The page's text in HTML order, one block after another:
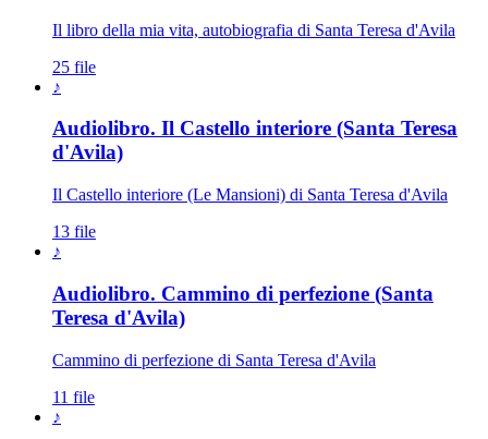
Il libro della mia vita, autobiografia di Santa Teresa d'Avila
25 file
♪
Audiolibro. Il Castello interiore (Santa Teresa
d'Avila)
Il Castello interiore (Le Mansioni) di Santa Teresa d'Avila
13 file
♪
Audiolibro. Cammino di perfezione (Santa
Teresa d'Avila)
Cammino di perfezione di Santa Teresa d'Avila
11 file
♪